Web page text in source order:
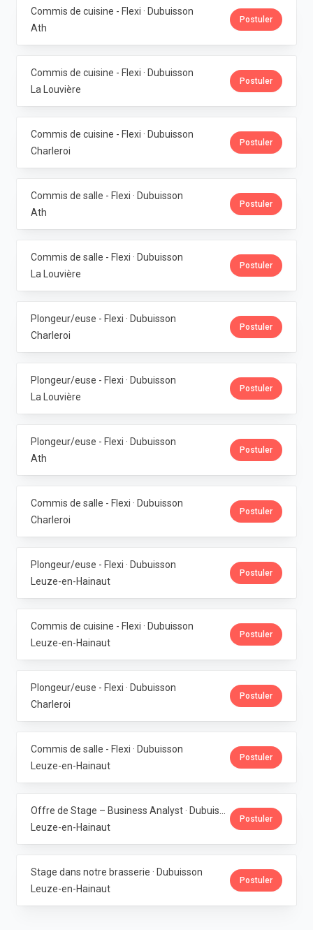
Commis de cuisine - Flexi · Dubuisson
Ath
Postuler
Commis de cuisine - Flexi · Dubuisson
La Louvière
Postuler
Commis de cuisine - Flexi · Dubuisson
Charleroi
Postuler
Commis de salle - Flexi · Dubuisson
Ath
Postuler
Commis de salle - Flexi · Dubuisson
La Louvière
Postuler
Plongeur/euse - Flexi · Dubuisson
Charleroi
Postuler
Plongeur/euse - Flexi · Dubuisson
La Louvière
Postuler
Plongeur/euse - Flexi · Dubuisson
Ath
Postuler
Commis de salle - Flexi · Dubuisson
Charleroi
Postuler
Plongeur/euse - Flexi · Dubuisson
Leuze-en-Hainaut
Postuler
Commis de cuisine - Flexi · Dubuisson
Leuze-en-Hainaut
Postuler
Plongeur/euse - Flexi · Dubuisson
Charleroi
Postuler
Commis de salle - Flexi · Dubuisson
Leuze-en-Hainaut
Postuler
Leuze-en-Hainaut
Postuler
Stage dans notre brasserie · Dubuisson
Leuze-en-Hainaut
Postuler